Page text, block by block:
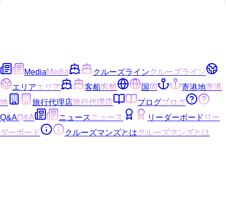
MediaMedia クルーズラインクルーズライン
エリアエリア 客船客船 国国 寄港地寄港
地
旅行代理店旅行代理店 ブログブログ
Q&AQ&A ニュース ニュース リーダーボード リー
ダーボード
クルーズマンズとはクルーズマンズとは